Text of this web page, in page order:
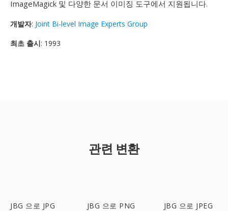
ImageMagick 및 다양한 문서 이미징 도구에서 지원됩니다.
개발자: Joint Bi-level Image Experts Group
최초 출시: 1993
관련 변환
JBG 으로 JPG JBG 으로 PNG JBG 으로 JPEG